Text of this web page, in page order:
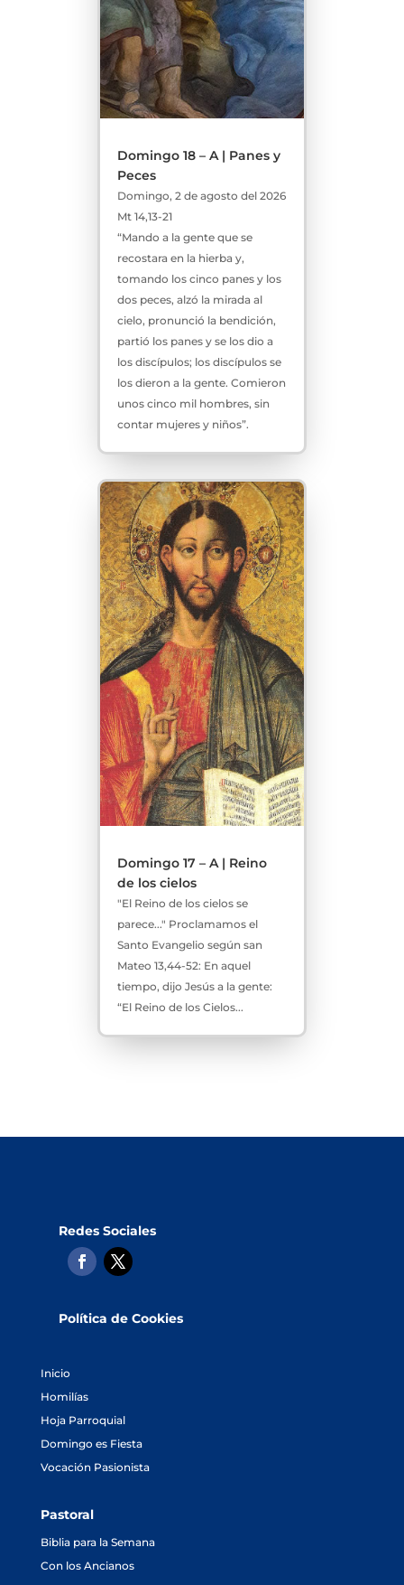
Domingo 18 – A | Panes y
Peces
Domingo, 2 de agosto del 2026
Mt 14,13-21
“Mando a la gente que se
recostara en la hierba y,
tomando los cinco panes y los
dos peces, alzó la mirada al
cielo, pronunció la bendición,
partió los panes y se los dio a
los discípulos; los discípulos se
los dieron a la gente. Comieron
unos cinco mil hombres, sin
contar mujeres y niños”.
Domingo 17 – A | Reino
de los cielos
"El Reino de los cielos se
parece..." Proclamamos el
Santo Evangelio según san
Mateo 13,44-52: En aquel
tiempo, dijo Jesús a la gente:
“El Reino de los Cielos...
Redes Sociales
Política de Cookies
Inicio
Homilías
Hoja Parroquial
Domingo es Fiesta
Vocación Pasionista
Pastoral
Biblia para la Semana
Con los Ancianos